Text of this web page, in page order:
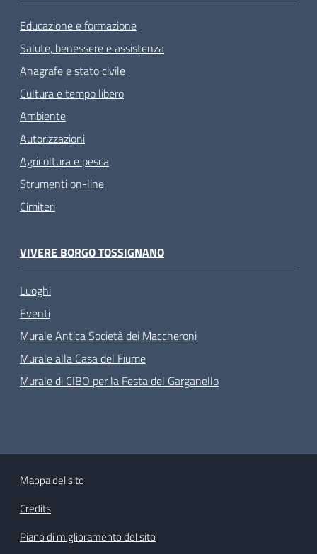
Educazione e formazione
Salute, benessere e assistenza
Anagrafe e stato civile
Cultura e tempo libero
Ambiente
Autorizzazioni
Agricoltura e pesca
Strumenti on-line
Cimiteri
VIVERE BORGO TOSSIGNANO
Luoghi
Eventi
Murale Antica Società dei Maccheroni
Murale alla Casa del Fiume
Murale di CIBO per la Festa del Garganello
Mappa del sito
Credits
Piano di miglioramento del sito